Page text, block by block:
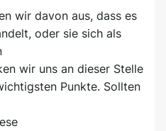
wir davon aus, dass es
oder sie sich als
wir uns an dieser Stelle
Punkte. Sollten